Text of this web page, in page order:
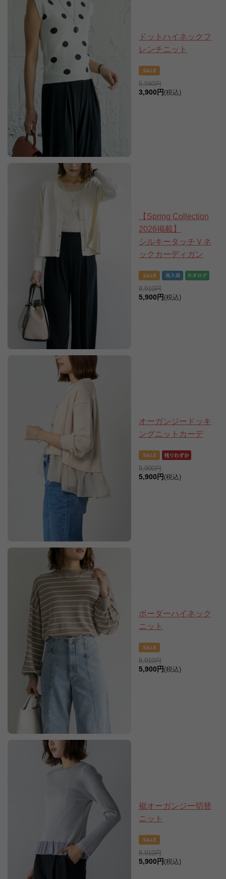
ドットハイネックフ
レンチニット
5,940円
3,900円 (税込)
【Spring Collection
2026掲載】
シルキータッチＶネ
ックカーディガン
8,910円
5,900円 (税込)
オーガンジードッキ
ングニットカーデ
9,900円
5,900円 (税込)
ボーダーハイネック
ニット
8,910円
5,900円 (税込)
裾オーガンジー切替
ニット
8,910円
5,900円 (税込)